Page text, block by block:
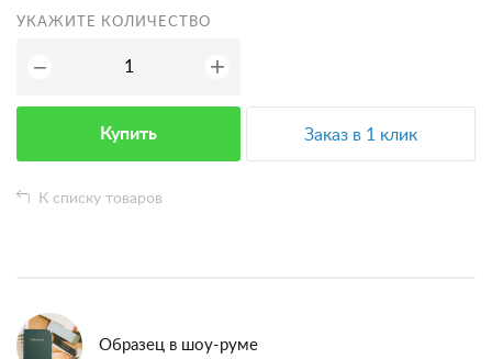
УКАЖИТЕ КОЛИЧЕСТВО
− +
Купить Заказ в 1 клик
К списку товаров
Образец в шоу-руме